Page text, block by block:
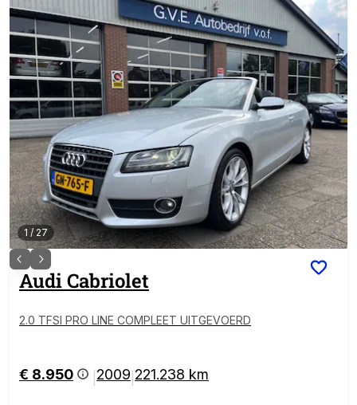
1 /27
AudiCabriolet
2.0 TFSI PRO LINE COMPLEET UITGEVOERD
€ 8.950 2009 221.238 km